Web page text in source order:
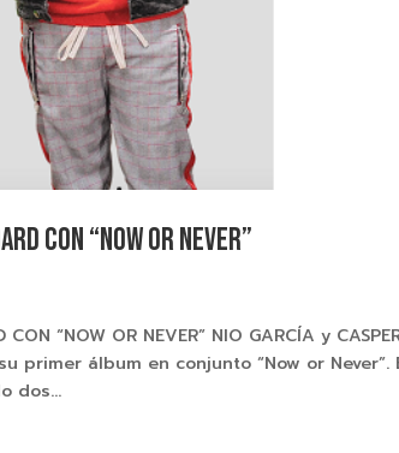
CON “NOW OR NEVER”
“NOW OR NEVER” NIO GARCÍA y
primer álbum en conjunto “Now or Never”.
dos...